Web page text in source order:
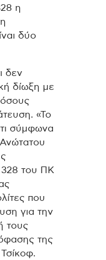
η
δύο
δεν
δίωξη με
«Το
σύμφωνα
Ανώτατου
του ΠΚ
που
για την
τους
της